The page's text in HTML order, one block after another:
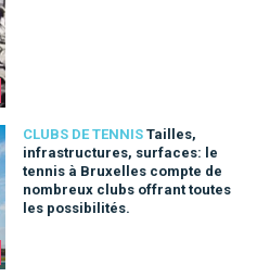
CLUBS DE TENNIS Tailles,
infrastructures, surfaces: le
tennis à Bruxelles compte de
nombreux clubs offrant toutes
les possibilités.
le tennis à Bruxelles